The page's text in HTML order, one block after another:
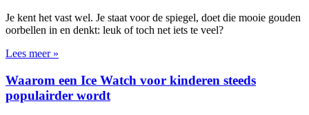
Je kent het vast wel. Je staat voor de spiegel, doet die mooie gouden
oorbellen in en denkt: leuk of toch net iets te veel?
Lees meer »
Waarom een Ice Watch voor kinderen steeds
populairder wordt